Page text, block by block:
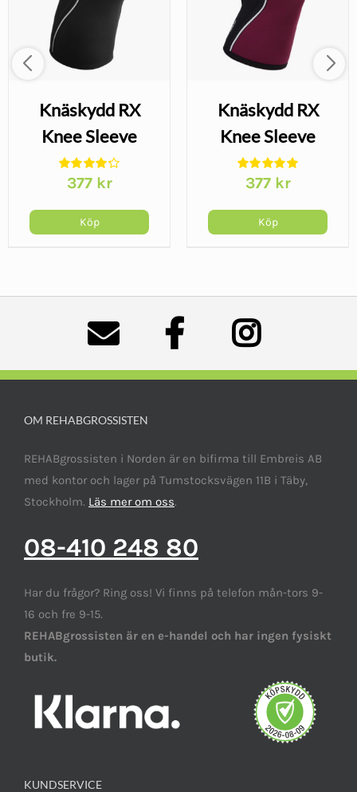
Knäskydd RX
Knee Sleeve
5mm - Svart
377 kr
Köp
Knäskydd RX
Knee Sleeve
5mm -
Vinröd/Svart
377 kr
Köp
OM REHABGROSSISTEN
REHABgrossisten i Norden är en bifirma till Embreis AB
med kontor och lager på Tumstocksvägen 11B i Täby,
Stockholm. Läs mer om oss.
08-410 248 80
Har du frågor? Ring oss! Vi finns på telefon mån-tors 9-
16 och fre 9-15.
REHABgrossisten är en e-handel och har ingen fysiskt
butik.
KUNDSERVICE